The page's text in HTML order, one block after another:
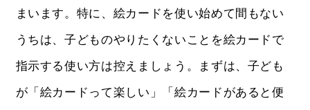
まいます。特に、絵カードを使い始めて間もない
うちは、子どものやりたくないことを絵カードで
指示する使い方は控えましょう。まずは、子ども
が「絵カードって楽しい」「絵カードがあると便